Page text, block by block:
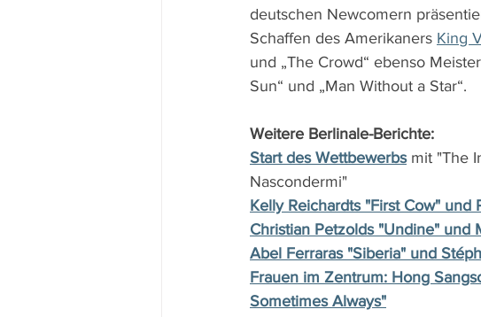
deutschen Newcomern
Schaffen des Amerikaners King
und „The Crowd“ ebenso
Sun“ und „Man Without a Star“.
Weitere Berlinale-Berichte:
Start des Wettbewerbs mit "The
Nascondermi"
Kelly Reichardts "First Cow" und
Christian Petzolds "Undine" und
Abel Ferraras "Siberia" und
Frauen im Zentrum: Hong
Sometimes Always"